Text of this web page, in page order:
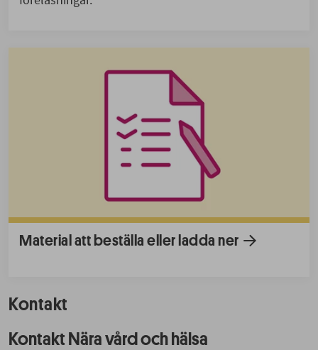
Material att beställa eller ladda ner
Kontakt
Kontakt Nära vård och hälsa